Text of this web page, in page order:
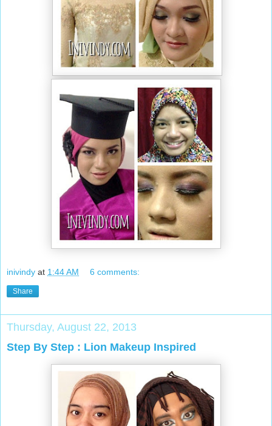
inivindy at 1:44 AM 6 comments:
Share
Thursday, August 22, 2013
Step By Step : Lion Makeup Inspired